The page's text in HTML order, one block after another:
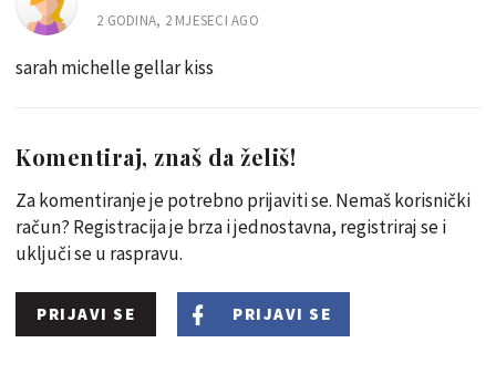
2 GODINA, 2 MJESECI AGO
sarah michelle gellar kiss
Komentiraj, znaš da želiš!
Za komentiranje je potrebno prijaviti se. Nemaš korisnički
račun? Registracija je brza i jednostavna, registriraj se i
uključi se u raspravu.
PRIJAVI SE PRIJAVI SE